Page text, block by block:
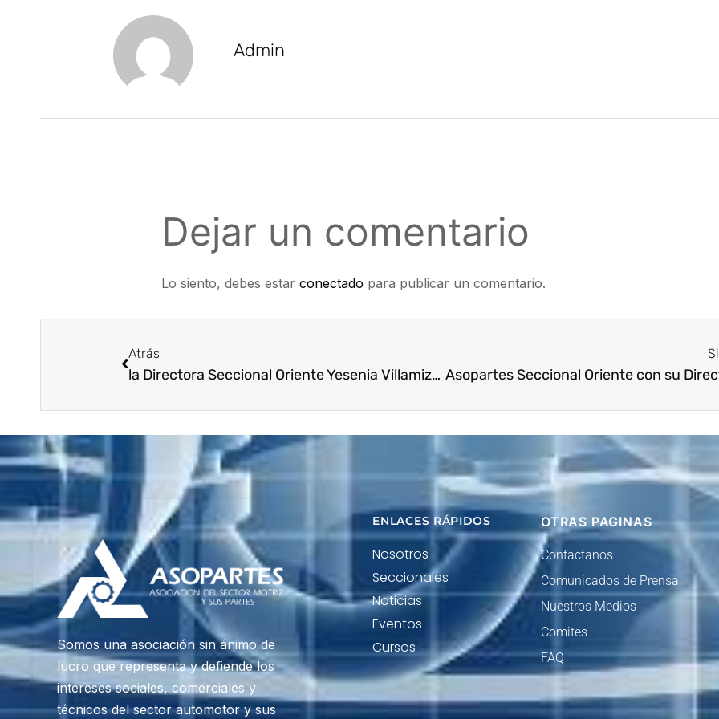
Admin
Dejar un comentario
Lo siento, debes estar conectado para publicar un comentario.
Atrás
la Directora Seccional Oriente Yesenia Villamizar Castillo junto con el sargento Fabio Rodríguez y subintendente willian Caicedo Líderes del Frente Seguridad Empresarial Sijin -Policia Metropolitana de Bucaramanga realizaron la capacitación virtual de DELITOS CIBERNETICOS para nuestras empresas afiliadas.
Somos una asociación sin ánimo de
lucro que representa y defiende los
intereses sociales, comerciales y
técnicos del sector automotor y sus
ENLACES RÁPIDOS
Nosotros
Seccionales
Noticias
Eventos
Cursos
OTRAS PAGINAS
Contactanos
Comunicados de Prensa
Nuestros Medios
Comites
FAQ